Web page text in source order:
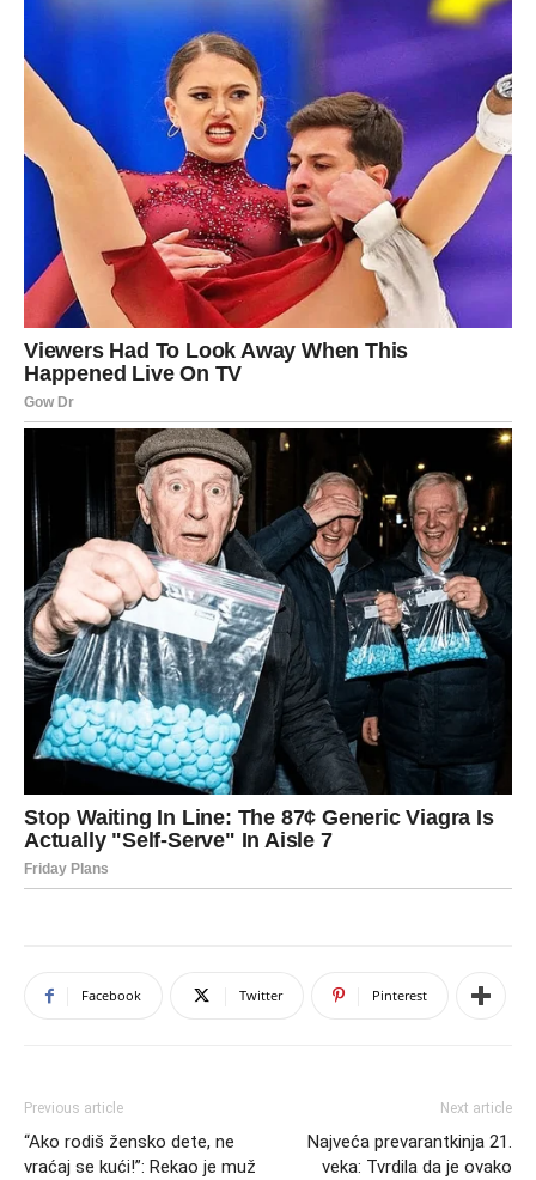
Facebook Twitter Pinterest
Previous article
“Ako rodiš žensko dete, ne
vraćaj se kući!”: Rekao je muž
Next article
Najveća prevarantkinja 21.
veka: Tvrdila da je ovako